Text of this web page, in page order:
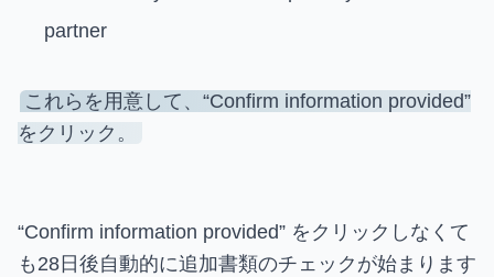
partner
これらを用意して、“Confirm information provided”
をクリック。
“Confirm information provided” をクリックしなくて
も28日後自動的に追加書類のチェックが始まります